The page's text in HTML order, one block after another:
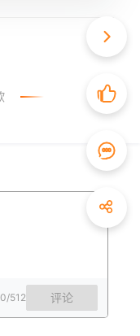
0/512 评论